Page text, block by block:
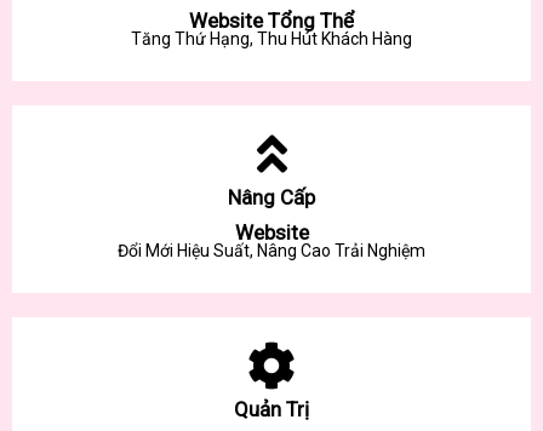
Website Tổng Thể
Tăng Thứ Hạng, Thu Hút Khách Hàng
Nâng Cấp
Website
Đổi Mới Hiệu Suất, Nâng Cao Trải Nghiệm
Quản Trị